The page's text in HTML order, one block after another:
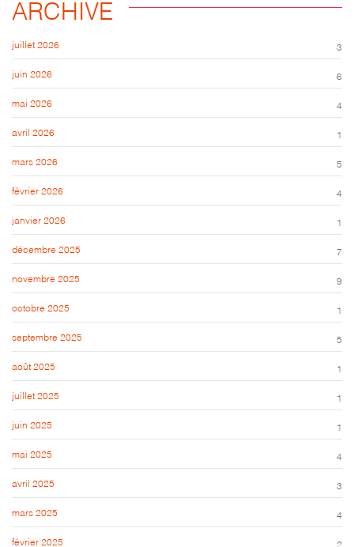
ARCHIVE
juillet 2026 3
juin 2026 6
mai 2026 4
avril 2026 1
mars 2026 5
février 2026 4
janvier 2026 1
décembre 2025 7
novembre 2025 9
octobre 2025 1
septembre 2025 5
août 2025 1
juillet 2025 1
juin 2025 1
mai 2025 4
avril 2025 3
mars 2025 4
février 2025 2